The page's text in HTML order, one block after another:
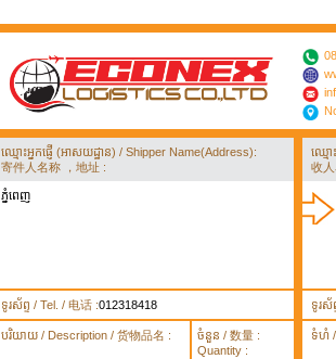
ឈ្មោះអ្នកផ្ញើ (អាសយដ្ឋាន) / Shipper Name(Address):
寄件人名称 ，地址 :
ភ្នំពេញ
ឈ្មោ
收
ទូរស័ព្ទ / Tel. / 电话 :012318418 ទូរស័
បរិយាយ / Description / 货物品名 :
ចំនួន / 数量 :
Quantity :
ទំហំ /